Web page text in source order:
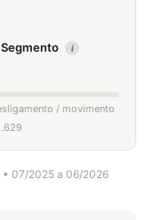
Segmento i
/ movimento
• 07/2025 a 06/2026